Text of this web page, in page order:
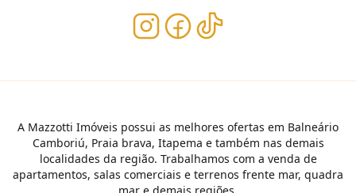
A Mazzotti Imóveis possui as melhores ofertas em Balneário
Camboriú, Praia brava, Itapema e também nas demais
localidades da região. Trabalhamos com a venda de
apartamentos, salas comerciais e terrenos frente mar, quadra